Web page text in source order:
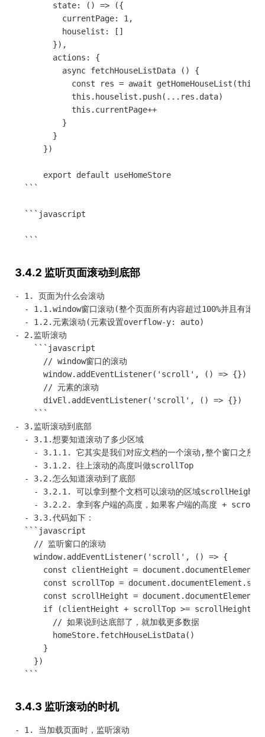
        state: () => ({
          currentPage: 1,
          houselist: []
        }),
        actions: {
          async fetchHouseListData () {
const res = await
            this.houselist.push(...res.data)
            this.currentPage++
          }
        }
      })
      export default useHomeStore
  ```
  ```javascript
3.4.2 监听页面滚动到底部
- 1. 页面为什么会滚动
- 1.1.window窗口滚动(整个页面所有内容超过100%并且有滚动
  - 1.2.元素滚动(元素设置overflow-y: auto)
- 2.监听滚动
    ```javascript
      // window窗口的滚动
      window.addEventListener('scroll', () => {})
      // 元素的滚动
      divEl.addEventListener('scroll', () => {})
    ```
- 3.监听滚动到底部
  - 3.1.想要知道滚动了多少区域
- 3.1.1. 它其实是我们对应文档的一个滚动,整个窗口之所
    - 3.1.2. 往上滚动的高度叫做scrollTop
  - 3.2.怎么知道滚动到了底部
- 3.2.1. 可以拿到整个文档可以滚动的区域scrollHeight(
- 3.2.2. 拿到客户端的高度，如果客户端的高度 +
  - 3.3.代码如下：
  ```javascript
    // 监听窗口的滚动
    window.addEventListener('scroll', () => {
const clientHeight =
const scrollTop =
const scrollHeight =
      if (clientHeight + scrollTop >= scrollHeight) {
        // 如果说到达底部了，就加载更多数据
        homeStore.fetchHouseListData()
      }
    })
3.4.3 监听滚动的时机
- 1. 当加载页面时，监听滚动